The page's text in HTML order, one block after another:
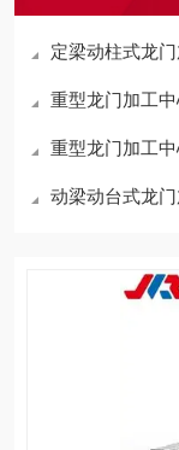
定梁动柱式龙
重型龙门加工
重型龙门加工
动梁动台式龙